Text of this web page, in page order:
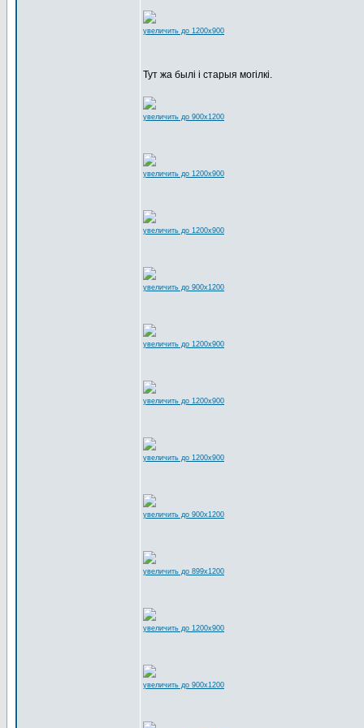
увеличить до 1200x900
Тут жа былі і старыя могілкі.
увеличить до 900x1200
увеличить до 1200x900
увеличить до 1200x900
увеличить до 900x1200
увеличить до 1200x900
увеличить до 1200x900
увеличить до 1200x900
увеличить до 900x1200
увеличить до 899x1200
увеличить до 1200x900
увеличить до 900x1200